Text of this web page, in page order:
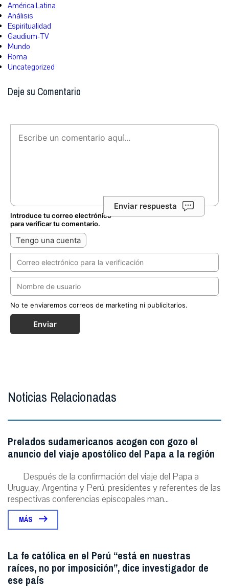
América Latina
Análisis
Espiritualidad
Gaudium-TV
Mundo
Roma
Uncategorized
Deje su Comentario
Enviar respuesta
Introduce tu correo electrónico
para verificar tu comentario.
Tengo una cuenta
No te enviaremos correos de marketing ni publicitarios.
Enviar
Noticias Relacionadas
Prelados sudamericanos acogen con gozo el
anuncio del viaje apostólico del Papa a la región
Después de la confirmación del viaje del Papa a
Uruguay, Argentina y Perú, presidentes y referentes de las
respectivas conferencias episcopales man...
MÁS
La fe católica en el Perú “está en nuestras
raíces, no por imposición”, dice investigador de
ese país